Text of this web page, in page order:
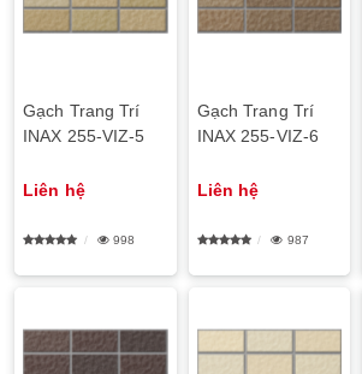
Gạch Trang Trí
INAX 255-VIZ-5
Liên hệ
998
Gạch Trang Trí
INAX 255-VIZ-6
Liên hệ
987